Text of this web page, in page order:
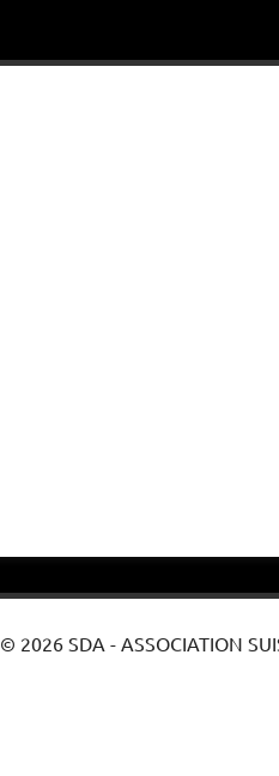
© 2026 SDA - ASSOCIATION